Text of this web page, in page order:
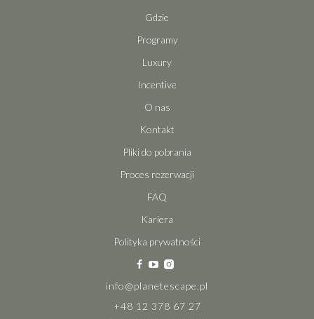
Gdzie
Programy
Luxury
Incentive
O nas
Kontakt
Pliki do pobrania
Proces rezerwacji
FAQ
Kariera
Polityka prywatności
info@planetescape.pl
+48 12 378 67 27